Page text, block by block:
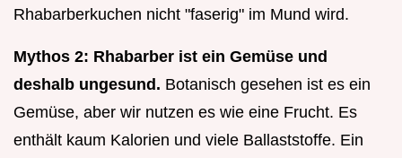
Rhabarberkuchen nicht "faserig" im Mund wird.
Mythos 2: Rhabarber ist ein Gemüse und
deshalb ungesund. Botanisch gesehen ist es ein
Gemüse, aber wir nutzen es wie eine Frucht. Es
enthält kaum Kalorien und viele Ballaststoffe. Ein